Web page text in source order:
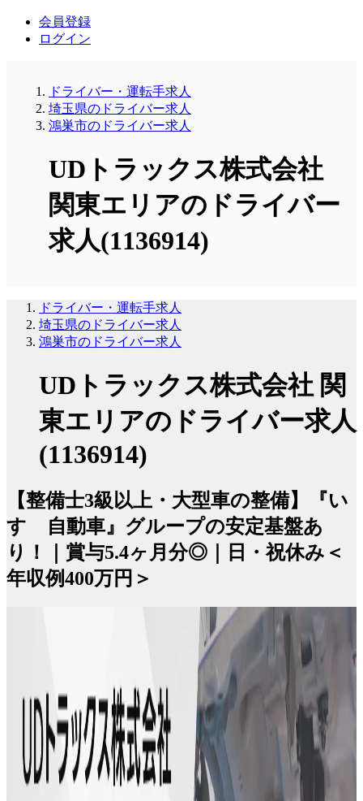
会員登録
ログイン
ドライバー・運転手求人
埼玉県のドライバー求人
鴻巣市のドライバー求人
UDトラックス株式会社
関東エリアのドライバー
求人(1136914)
ドライバー・運転手求人
埼玉県のドライバー求人
鴻巣市のドライバー求人
UDトラックス株式会社 関
東エリアのドライバー求人
(1136914)
【整備士3級以上・大型車の整備】『い
すゞ自動車』グループの安定基盤あ
り！｜賞与5.4ヶ月分◎｜日・祝休み＜
年収例400万円＞